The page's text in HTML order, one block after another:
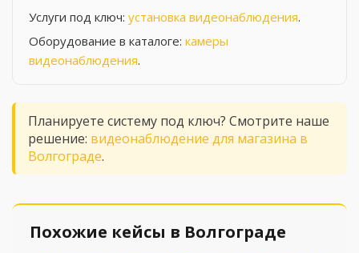
Услуги под ключ: установка видеонаблюдения.
Оборудование в каталоге: камеры
видеонаблюдения.
Планируете систему под ключ? Смотрите наше
решение: видеонаблюдение для магазина в
Волгограде.
Похожие кейсы в Волгограде